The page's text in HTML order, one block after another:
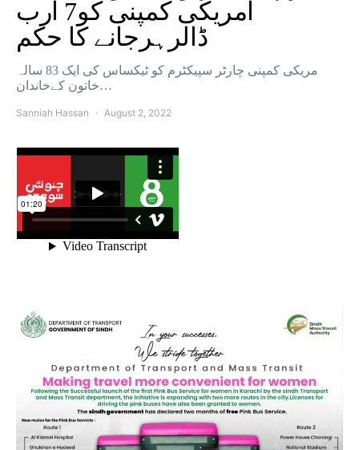
امریکی کمپنی کو7 ارب
ڈالرہرجانے کا حکم
مریکی کمپنی چارٹر سپیکٹرم کو ٹیکساس کی ایک 83 سالہ
خاتون کےخاندان…
Sanniah Hassan August 2, 2022